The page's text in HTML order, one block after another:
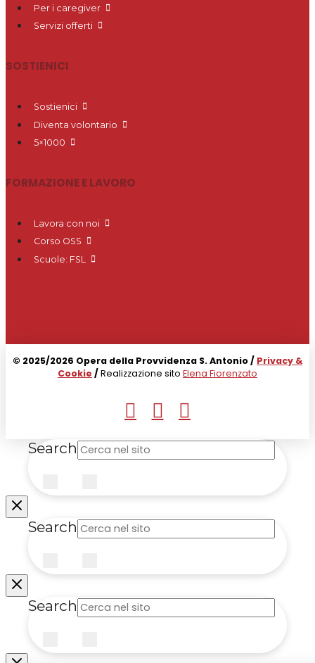
Per i caregiver
Servizi offerti
SOSTIENICI
Sostienici
Diventa volontario
5×1000
FORMAZIONE E LAVORO
Lavora con noi
Corso OSS
Scuole: FSL
© 2025/2026 Opera della Provvidenza S. Antonio / Privacy &
Cookie /Realizzazione sito Elena Fiorenzato
Search
Search
Search